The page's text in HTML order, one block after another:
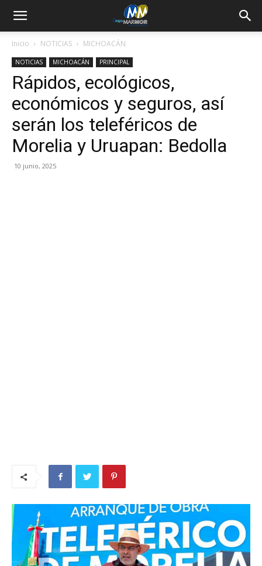
Inicio NOTICIAS MICHOACÁN
NOTICIAS MICHOACÁN PRINCIPAL
Rápidos, ecológicos,
económicos y seguros, así
serán los teleféricos de
Morelia y Uruapan: Bedolla
10 junio, 2025